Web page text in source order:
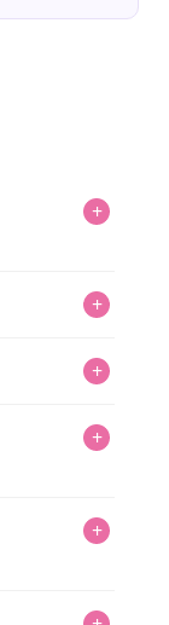
+
グッズコレ
種のキャラグ
+
イテムを購 +
写真も、1枚
さらに、10
購入する編集
+
KOSが最終確
+